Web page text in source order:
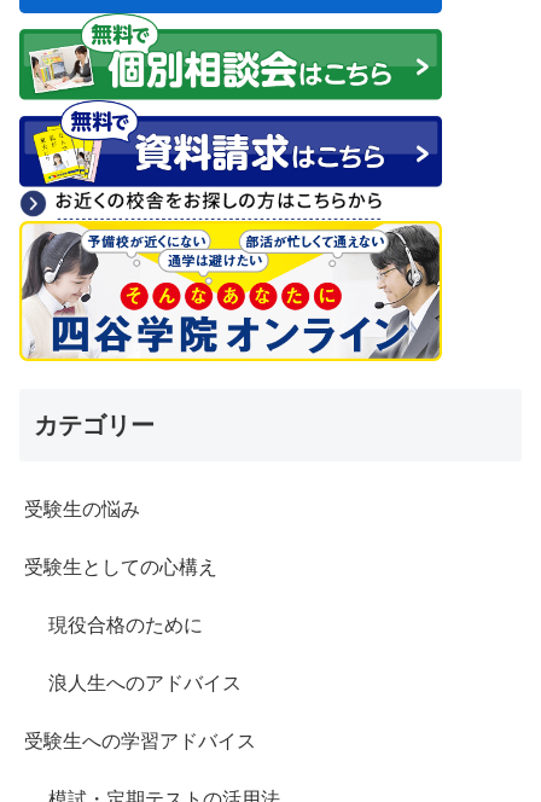
カテゴリー
受験生の悩み
受験生としての心構え
現役合格のために
浪人生へのアドバイス
受験生への学習アドバイス